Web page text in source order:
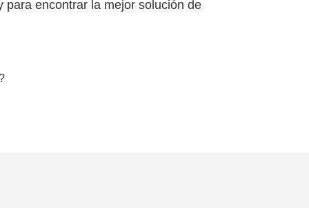
para encontrar la mejor solución de